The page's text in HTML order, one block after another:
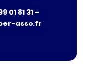
01 81 31 –
asso.fr